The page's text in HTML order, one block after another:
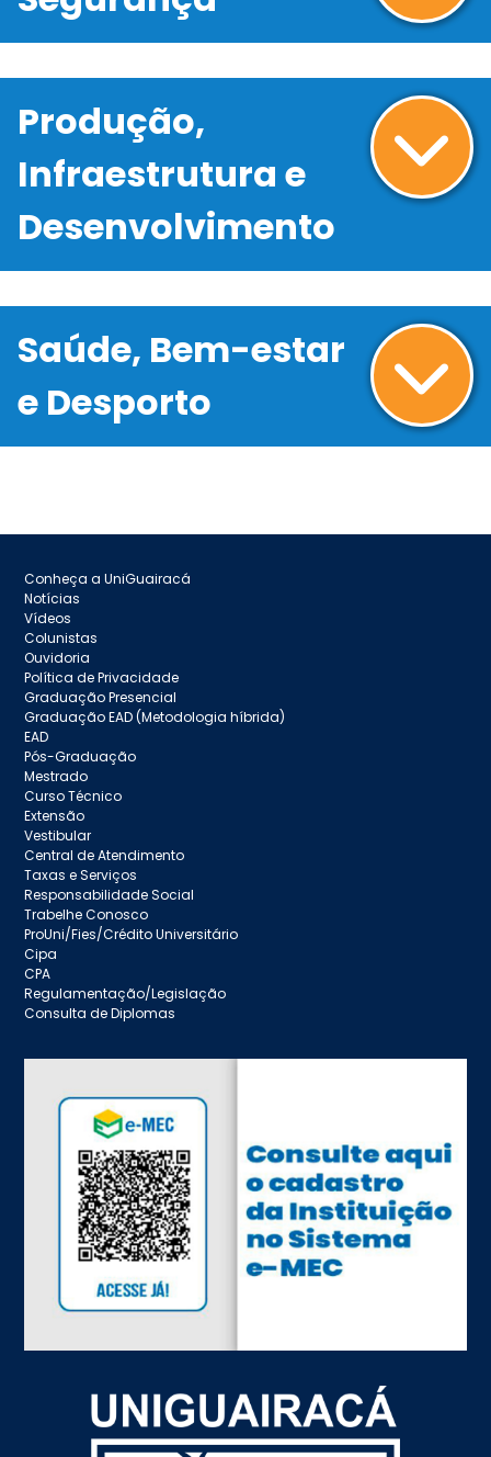
Produção,
Infraestrutura e
Desenvolvimento
Saúde, Bem-estar
e Desporto
Conheça a UniGuairacá
Notícias
Vídeos
Colunistas
Ouvidoria
Política de Privacidade
Graduação Presencial
Graduação EAD (Metodologia híbrida)
EAD
Pós-Graduação
Mestrado
Curso Técnico
Extensão
Vestibular
Central de Atendimento
Taxas e Serviços
Responsabilidade Social
Trabelhe Conosco
ProUni/Fies/Crédito Universitário
Cipa
CPA
Regulamentação/Legislação
Consulta de Diplomas